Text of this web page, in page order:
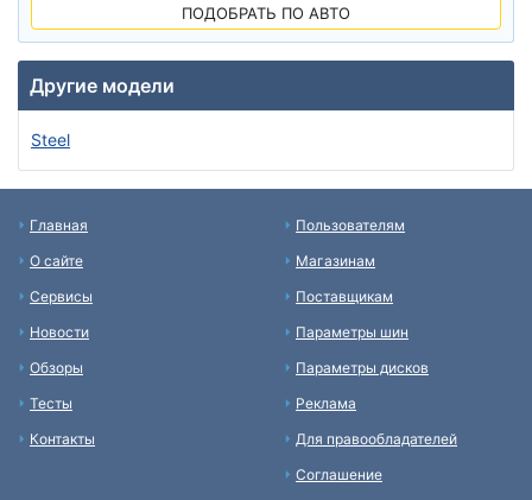
ПОДОБРАТЬ ПО АВТО
Другие модели
Steel
Главная
О сайте
Сервисы
Новости
Обзоры
Тесты
Контакты
Пользователям
Магазинам
Поставщикам
Параметры шин
Параметры дисков
Реклама
Для правообладателей
Соглашение